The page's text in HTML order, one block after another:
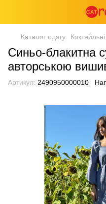
Каталог одягу Коктейльні
Синьо-блакитна
авторською
Артикул: 2490950000010